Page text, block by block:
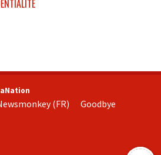
(FR) Goodbye